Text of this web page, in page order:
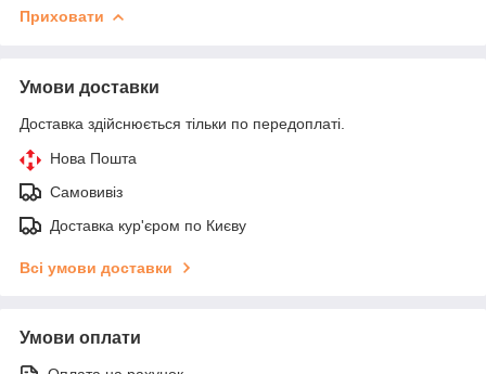
Приховати
Умови доставки
Доставка здійснюється тільки по передоплаті.
Нова Пошта
Самовивіз
Доставка кур'єром по Києву
Всі умови доставки
Умови оплати